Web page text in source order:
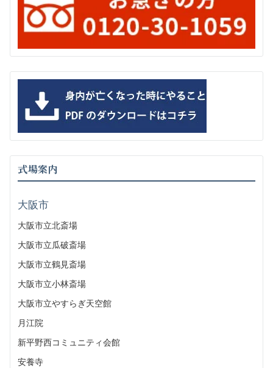
式場案内
大阪市
大阪市立北斎場
大阪市立瓜破斎場
大阪市立鶴見斎場
大阪市立小林斎場
大阪市立やすらぎ天空館
月江院
新平野西コミュニティ会館
安養寺